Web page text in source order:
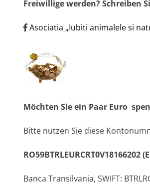
Freiwillige werden? Schreiben
Asociatia „Iubiti animalele si
Möchten Sie ein Paar Euro
Bitte nutzen Sie diese
RO59BTRLEURCRT0V18166202
Banca Transilvania, SWIFT: